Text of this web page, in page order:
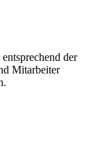
der
Mitarbeiter